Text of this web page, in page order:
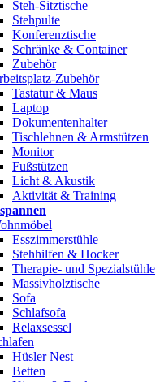
Steh-Sitztische
Stehpulte
Konferenztische
Schränke & Container
Zubehör
Zubehör
Tastatur & Maus
Laptop
Dokumentenhalter
Tischlehnen & Armstützen
Monitor
Fußstützen
Licht & Akustik
Aktivität & Training
Esszimmerstühle
Stehhilfen & Hocker
Therapie- und Spezialstühle
Massivholztische
Sofa
Schlafsofa
Relaxsessel
Hüsler Nest
Betten